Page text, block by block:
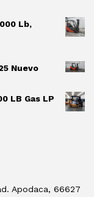
Lb,
Nuevo
LB Gas LP
Apodaca, 66627